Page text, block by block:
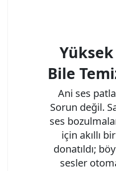
Bile
Ani ses
Sorun değil.
ses
için akıllı
donatıldı;
sesler